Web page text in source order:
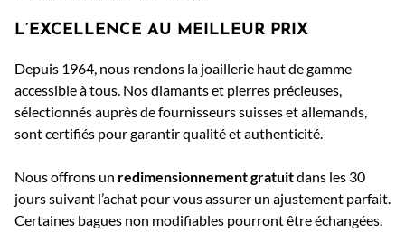
L’EXCELLENCE AU MEILLEUR PRIX
Depuis 1964, nous rendons la joaillerie haut de gamme
accessible à tous. Nos diamants et pierres précieuses,
sélectionnés auprès de fournisseurs suisses et allemands,
sont certifiés pour garantir qualité et authenticité.
Nous offrons un redimensionnement gratuitdans les 30
jours suivant l’achat pour vous assurer un ajustement parfait.
Certaines bagues non modifiables pourront être échangées.